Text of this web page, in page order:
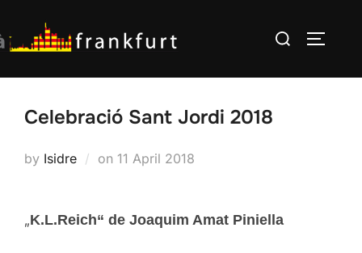
to
content
Search
Celebració Sant Jordi 2018
by Isidre on Posted
11 April 2018
„K.L.Reich“ de Joaquim Amat Piniella